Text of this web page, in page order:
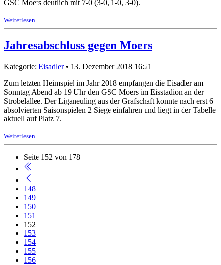
GSC Moers deutlich mit 7-0 (3-0, 1-0, 3-0).
Weiterlesen
Jahresabschluss gegen Moers
Kategorie: Eisadler• 13. Dezember 2018 16:21
Zum letzten Heimspiel im Jahr 2018 empfangen die Eisadler am
Sonntag Abend ab 19 Uhr den GSC Moers im Eisstadion an der
Strobelallee. Der Liganeuling aus der Grafschaft konnte nach erst 6
absolvierten Saisonspielen 2 Siege einfahren und liegt in der Tabelle
aktuell auf Platz 7.
Weiterlesen
Seite 152 von 178
148
149
150
151
152
153
154
155
156